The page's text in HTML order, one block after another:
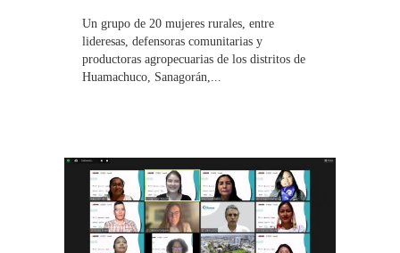
Un grupo de 20 mujeres rurales, entre
lideresas, defensoras comunitarias y
productoras agropecuarias de los distritos de
Huamachuco, Sanagorán,...